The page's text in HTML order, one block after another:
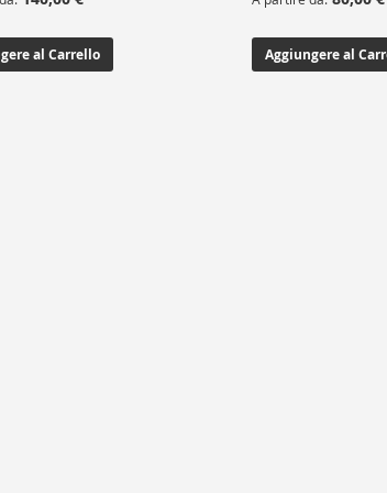
al Carrello Aggiungere al